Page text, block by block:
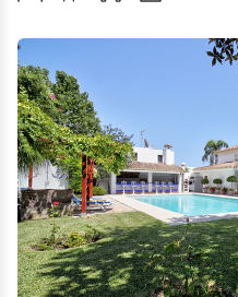
Torreguadiaro
Valle Romano
Castellar de la Frontera
Jimena de la Frontera
Tarifa